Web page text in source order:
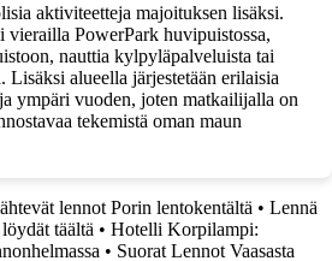
aktiviteetteja majoituksen lisäksi.
PowerPark huvipuistossa,
nauttia kylpyläpalveluista tai
alueella järjestetään erilaisia
ympäri vuoden, joten matkailijalla on
tekemistä oman maun
lennot Porin lentokentältä • Lennä
täältä • Hotelli Korpilampi:
• Suorat Lennot Vaasasta